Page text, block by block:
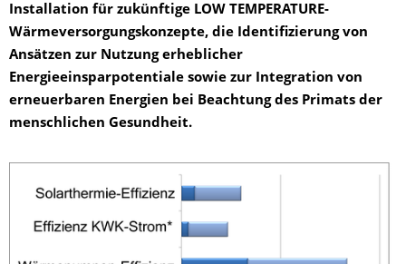
Installation für zukünftige LOW TEMPERATURE-
Wärmeversorgungskonzepte, die Identifizierung von
Ansätzen zur Nutzung erheblicher
Energieeinsparpotentiale sowie zur Integration von
erneuerbaren Energien bei Beachtung des Primats der
menschlichen Gesundheit.